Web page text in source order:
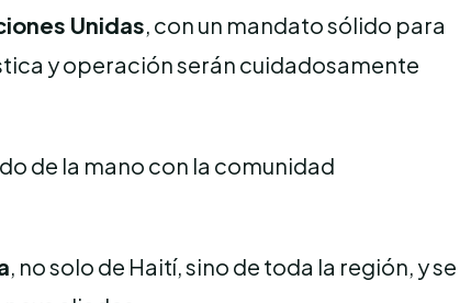
Unidas, con un mandato sólido para
y operación serán cuidadosamente
de la mano con la comunidad
, no solo de Haití, sino de toda la región, y se